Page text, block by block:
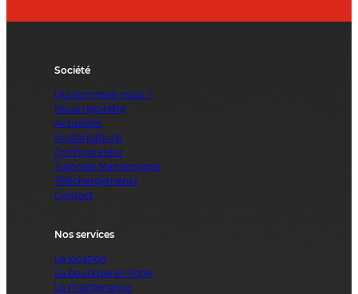
Société
Qui sommes-nous ?
Nous rejoindre
Actualités
Implantations
Configurateur
Tutoriels Maintenance
Téléchargements
Contact
Nos services
La location
La boutique en ligne
La maintenance